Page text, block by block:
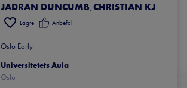
BAROKKANERNE
JADRAN DUNCUMB, CHRISTIAN KJOS
Lagre Anbefal
Oslo Early
Universitetets Aula
Oslo